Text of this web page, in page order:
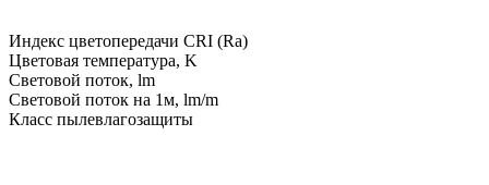
Индекс цветопередачи CRI (Ra)
Цветовая температура, K
Световой поток, lm
Световой поток на 1м, lm/m
Класс пылевлагозащиты